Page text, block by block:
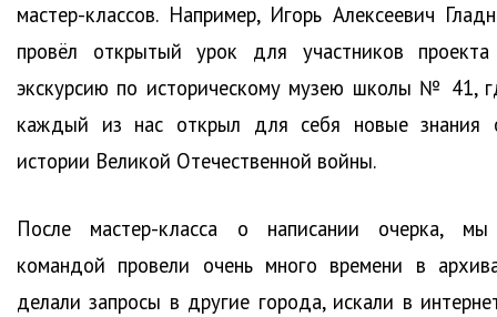
мастер-классов. Например, Игорь Алексеевич
провёл открытый урок для участников
экскурсию по историческому музею школы № 41,
каждый из нас открыл для себя новые знания
истории Великой Отечественной войны.
После мастер-класса о написании очерка,
командой провели очень много времени в
делали запросы в другие города, искали в